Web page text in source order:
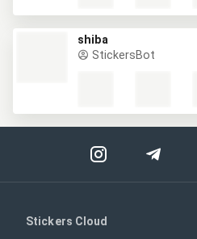
shiba
StickersBot
Stickers Cloud